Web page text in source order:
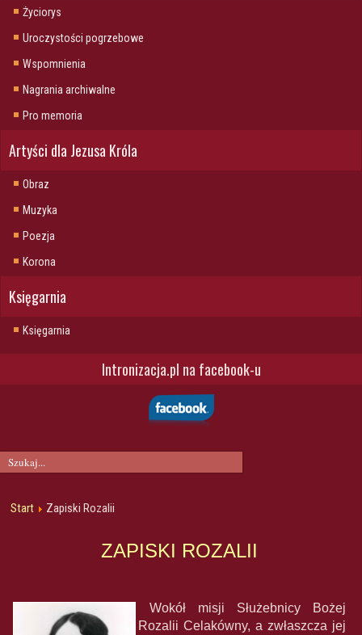
Życiorys
Uroczystości pogrzebowe
Wspomnienia
Nagrania archiwalne
Pro memoria
Artyści dla Jezusa Króla
Obraz
Muzyka
Poezja
Korona
Księgarnia
Księgarnia
Intronizacja.pl na facebook-u
Start Zapiski Rozalii
ZAPISKI ROZALII
Wokół misji Służebnicy Bożej
Rozalii Celakówny, a zwłaszcza jej